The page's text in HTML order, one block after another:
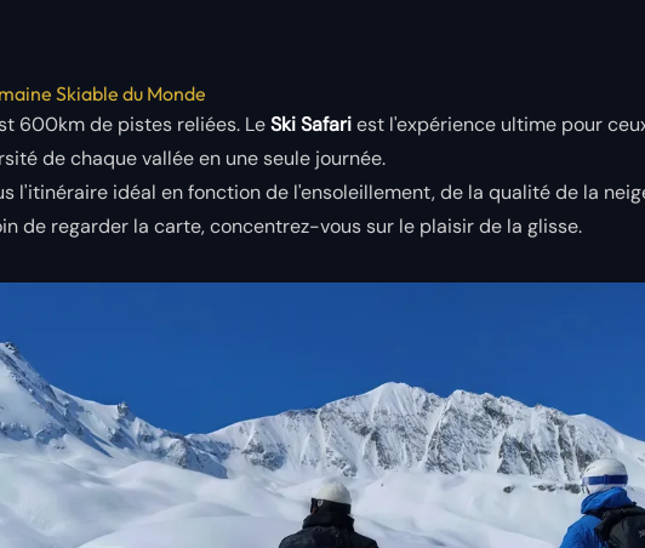
Skiable du Monde
600km de pistes reliées. LeSki Safariest l'expérience ultime pour
de chaque vallée en une seule journée.
l'itinéraire idéal en fonction de l'ensoleillement, de la qualité de la
de regarder la carte, concentrez-vous sur le plaisir de la glisse.